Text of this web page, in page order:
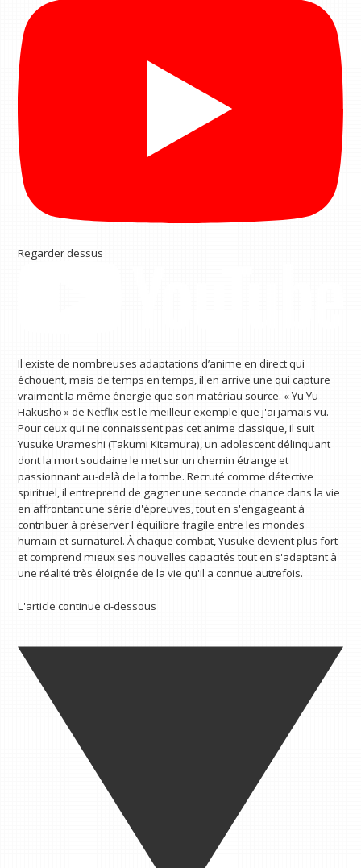
Regarder dessus
Il existe de nombreuses adaptations d’anime en direct qui
échouent, mais de temps en temps, il en arrive une qui capture
vraiment la même énergie que son matériau source. « Yu Yu
Hakusho » de Netflix est le meilleur exemple que j'ai jamais vu.
Pour ceux qui ne connaissent pas cet anime classique, il suit
Yusuke Urameshi (Takumi Kitamura), un adolescent délinquant
dont la mort soudaine le met sur un chemin étrange et
passionnant au-delà de la tombe. Recruté comme détective
spirituel, il entreprend de gagner une seconde chance dans la vie
en affrontant une série d'épreuves, tout en s'engageant à
contribuer à préserver l'équilibre fragile entre les mondes
humain et surnaturel. À chaque combat, Yusuke devient plus fort
et comprend mieux ses nouvelles capacités tout en s'adaptant à
une réalité très éloignée de la vie qu'il a connue autrefois.
L'article continue ci-dessous